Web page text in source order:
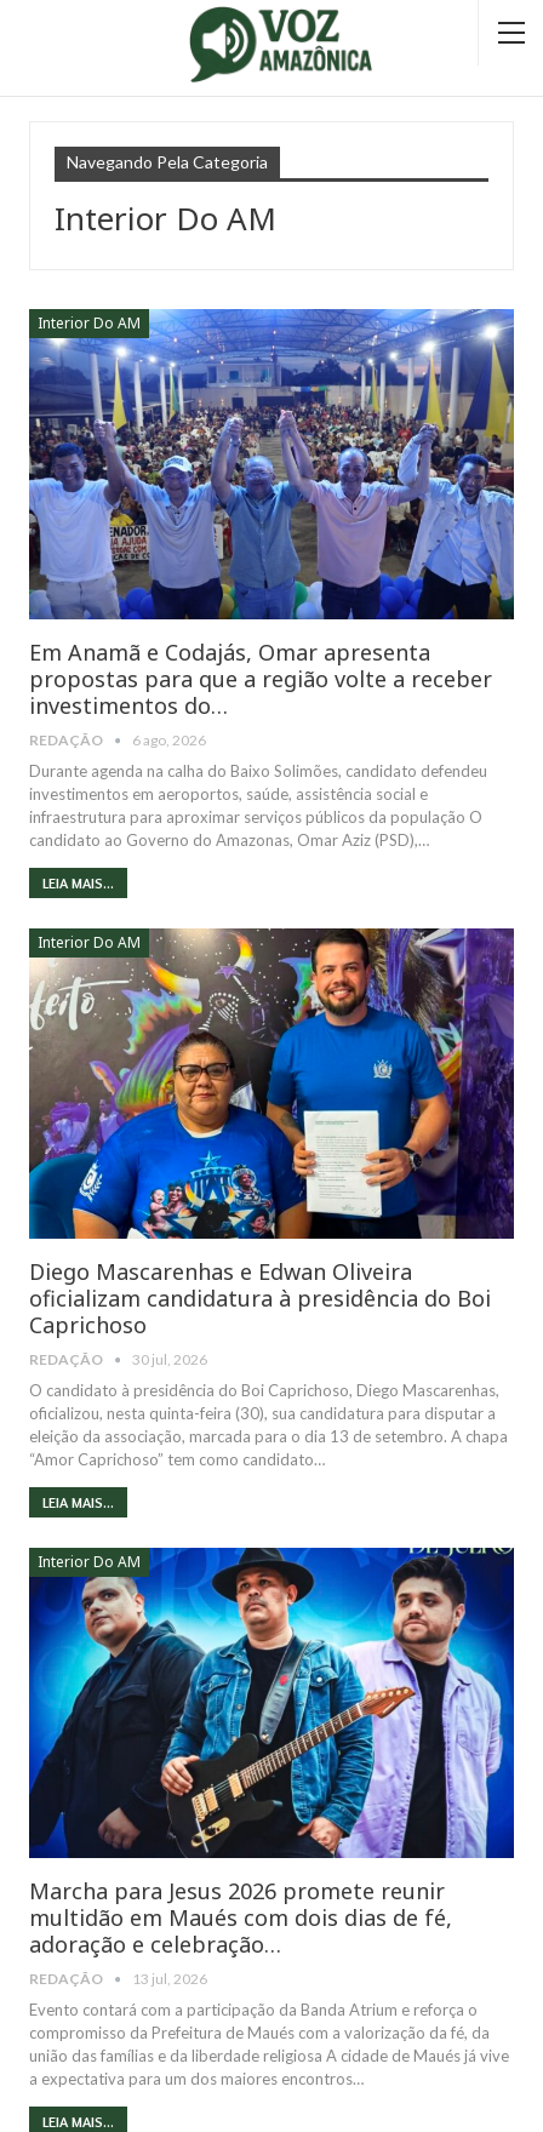
Navegando Pela Categoria
Interior Do AM
Interior Do AM
Em Anamã e Codajás, Omar apresenta
propostas para que a região volte a receber
investimentos do…
REDAÇÃO 6 ago, 2026
Durante agenda na calha do Baixo Solimões, candidato defendeu
investimentos em aeroportos, saúde, assistência social e
infraestrutura para aproximar serviços públicos da população O
candidato ao Governo do Amazonas, Omar Aziz (PSD),…
LEIA MAIS...
Interior Do AM
Diego Mascarenhas e Edwan Oliveira
oficializam candidatura à presidência do Boi
Caprichoso
REDAÇÃO 30 jul, 2026
O candidato à presidência do Boi Caprichoso, Diego Mascarenhas,
oficializou, nesta quinta-feira (30), sua candidatura para disputar a
eleição da associação, marcada para o dia 13 de setembro. A chapa
“Amor Caprichoso” tem como candidato…
LEIA MAIS...
Interior Do AM
Marcha para Jesus 2026 promete reunir
multidão em Maués com dois dias de fé,
adoração e celebração…
REDAÇÃO 13 jul, 2026
Evento contará com a participação da Banda Atrium e reforça o
compromisso da Prefeitura de Maués com a valorização da fé, da
união das famílias e da liberdade religiosa A cidade de Maués já vive
a expectativa para um dos maiores encontros…
LEIA MAIS...